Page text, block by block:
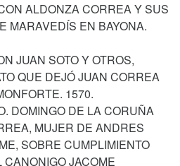
ALDONZA CORREA Y SUS
MARAVEDÍS EN BAYONA.
JUAN SOTO Y OTROS,
QUE DEJÓ JUAN CORREA
1570.
DOMINGO DE LA CORUÑA
MUJER DE ANDRES
SOBRE CUMPLIMIENTO
JACOME